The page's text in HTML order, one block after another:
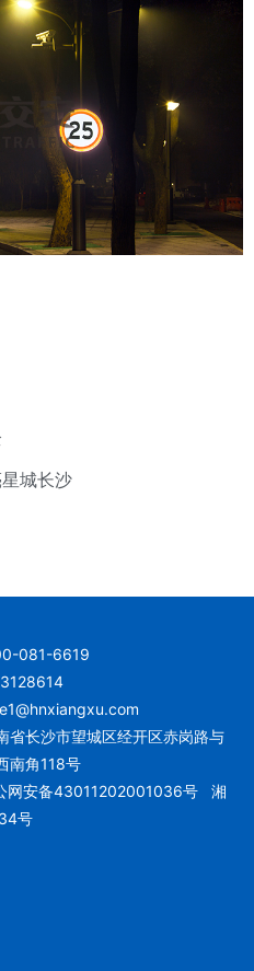
城长沙
081-6619
省长沙市望城区经开区赤岗路与
南角118号
网安备43011202001036号
湘
号